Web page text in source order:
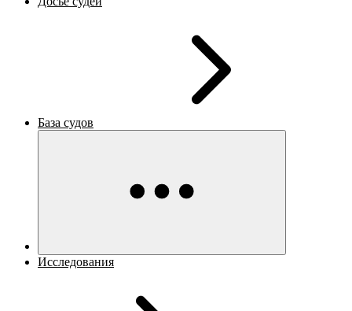
База судов
Исследования